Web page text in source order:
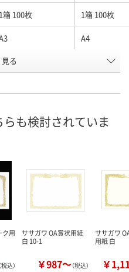
1箱 100枚 1箱 100枚
A4
長 ワイドマーク
横長 マーク用
送品 直送品
量
カゴへ カ
る
も検討されていま
ク用
（税込）
ササガワ OA賞状用紙
白 10-1
￥987～（税込）
ササガワ
用紙 白
￥